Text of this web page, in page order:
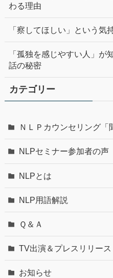
わる理由
「察してほしい」という気
「孤独を感じやすい人」が
話の秘密
カテゴリー
ＮＬＰカウンセリング「
NLPセミナー参加者の声
NLPとは
NLP用語解説
Ｑ＆Ａ
TV出演＆プレスリリース
お知らせ